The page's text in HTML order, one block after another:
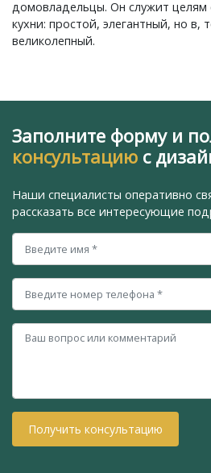
домовладельцы. Он служит целям
кухни: простой, элегантный, но в,
великолепный.
Заполните форму и
консультацию с
Наши специалисты оперативно
рассказать все интересующие
Получить консультацию